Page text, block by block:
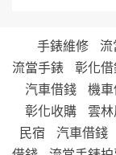
手錶維修 流
流當手錶
彰化
汽車借錢
機
彰化收購
雲
民宿
汽車借錢